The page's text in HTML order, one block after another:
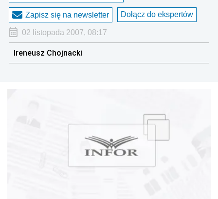
Zapisz się na newsletter Dołącz do ekspertów
02 listopada 2007, 08:17
Ireneusz Chojnacki